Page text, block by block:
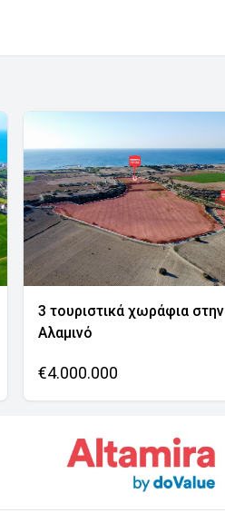
3 τουριστικά χωράφια στην
Αλαμινό
€4.000.000